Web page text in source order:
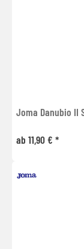
Joma Danubio II
ab 11,90 € *